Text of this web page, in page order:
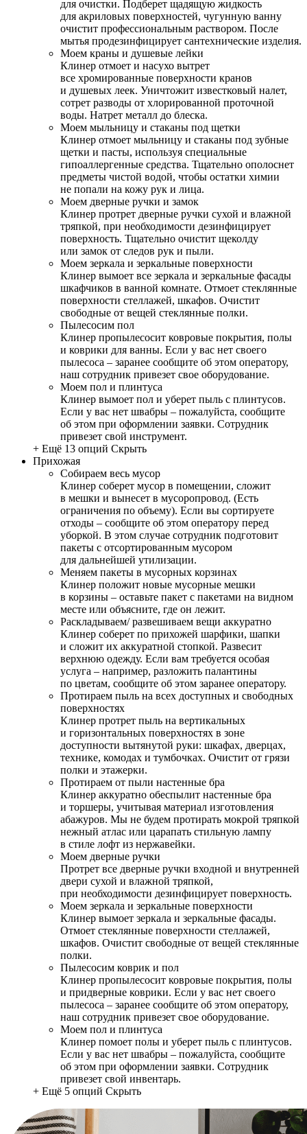
для очистки. Подберет щадящую жидкость
для акриловых поверхностей, чугунную ванну
очистит профессиональным раствором. После
мытья продезинфицирует сантехнические изделия.
Моем краны и душевые лейки
Клинер отмоет и насухо вытрет
все хромированные поверхности кранов
и душевых леек. Уничтожит известковый налет,
сотрет разводы от хлорированной проточной
воды. Натрет металл до блеска.
Моем мыльницу и стаканы под щетки
Клинер отмоет мыльницу и стаканы под зубные
щетки и пасты, используя специальные
гипоаллергенные средства. Тщательно ополоснет
предметы чистой водой, чтобы остатки химии
не попали на кожу рук и лица.
Моем дверные ручки и замок
Клинер протрет дверные ручки сухой и влажной
тряпкой, при необходимости дезинфицирует
поверхность. Тщательно очистит щеколду
или замок от следов рук и пыли.
Моем зеркала и зеркальные поверхности
Клинер вымоет все зеркала и зеркальные фасады
шкафчиков в ванной комнате. Отмоет стеклянные
поверхности стеллажей, шкафов. Очистит
свободные от вещей стеклянные полки.
Пылесосим пол
Клинер пропылесосит ковровые покрытия, полы
и коврики для ванны. Если у вас нет своего
пылесоса – заранее сообщите об этом оператору,
наш сотрудник привезет свое оборудование.
Моем пол и плинтуса
Клинер вымоет пол и уберет пыль с плинтусов.
Если у вас нет швабры – пожалуйста, сообщите
об этом при оформлении заявки. Сотрудник
привезет свой инструмент.
+ Ещё 13 опций Скрыть
Прихожая
Собираем весь мусор
Клинер соберет мусор в помещении, сложит
в мешки и вынесет в мусоропровод. (Есть
ограничения по объему). Если вы сортируете
отходы – сообщите об этом оператору перед
уборкой. В этом случае сотрудник подготовит
пакеты с отсортированным мусором
для дальнейшей утилизации.
Меняем пакеты в мусорных корзинах
Клинер положит новые мусорные мешки
в корзины – оставьте пакет с пакетами на видном
месте или объясните, где он лежит.
Раскладываем/ развешиваем вещи аккуратно
Клинер соберет по прихожей шарфики, шапки
и сложит их аккуратной стопкой. Развесит
верхнюю одежду. Если вам требуется особая
услуга – например, разложить палантины
по цветам, сообщите об этом заранее оператору.
Протираем пыль на всех доступных и свободных
поверхностях
Клинер протрет пыль на вертикальных
и горизонтальных поверхностях в зоне
доступности вытянутой руки: шкафах, дверцах,
технике, комодах и тумбочках. Очистит от грязи
полки и этажерки.
Протираем от пыли настенные бра
Клинер аккуратно обеспылит настенные бра
и торшеры, учитывая материал изготовления
абажуров. Мы не будем протирать мокрой тряпкой
нежный атлас или царапать стильную лампу
в стиле лофт из нержавейки.
Моем дверные ручки
Протрет все дверные ручки входной и внутренней
двери сухой и влажной тряпкой,
при необходимости дезинфицирует поверхность.
Моем зеркала и зеркальные поверхности
Клинер вымоет зеркала и зеркальные фасады.
Отмоет стеклянные поверхности стеллажей,
шкафов. Очистит свободные от вещей стеклянные
полки.
Пылесосим коврик и пол
Клинер пропылесосит ковровые покрытия, полы
и придверные коврики. Если у вас нет своего
пылесоса – заранее сообщите об этом оператору,
наш сотрудник привезет свое оборудование.
Моем пол и плинтуса
Клинер помоет полы и уберет пыль с плинтусов.
Если у вас нет швабры – пожалуйста, сообщите
об этом при оформлении заявки. Сотрудник
привезет свой инвентарь.
+ Ещё 5 опций Скрыть